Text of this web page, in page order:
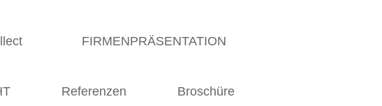
FIRMENPRÄSENTATION
Referenzen Broschüre